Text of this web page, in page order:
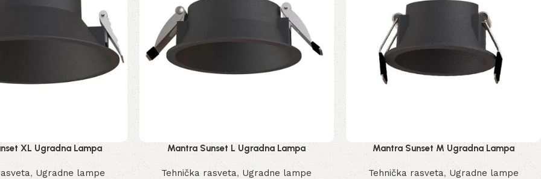
XL Ugradna Lampa
,Ugradne lampe
Mantra Sunset L Ugradna Lampa
Tehnička rasveta, Ugradne lampe
Mantra Sunset M Ugradna Lampa
Tehnička rasveta,Ugradne lampe